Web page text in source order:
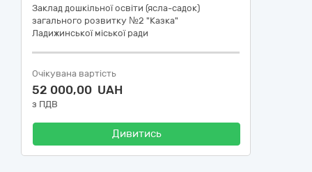
Заклад дошкільної освіти (ясла-садок)
загального розвитку №2 "Казка"
Ладижинської міської ради
Очікувана вартість
52 000,00 UAH
з ПДВ
Дивитись